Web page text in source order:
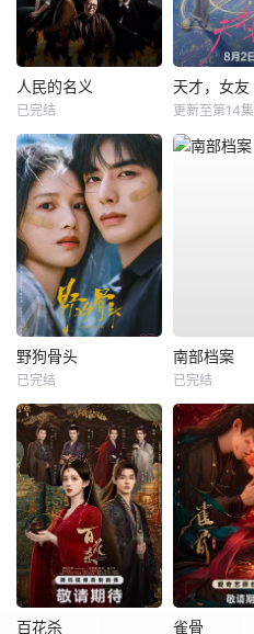
人民的名义
已完结
天才，女友
更新至第14集
野狗骨头
已完结
南部档案
已完结
百花杀 雀骨